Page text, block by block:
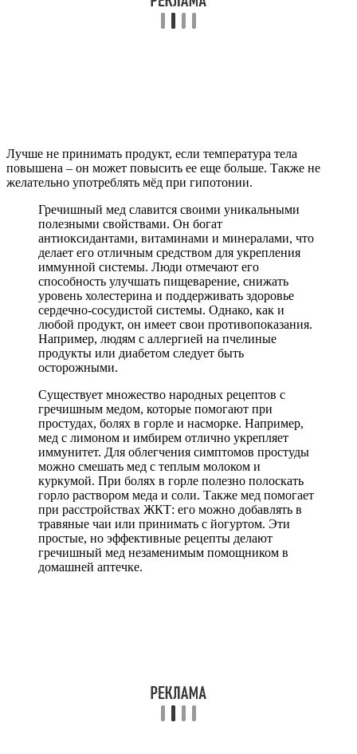
Лучше не принимать продукт, если температура тела
повышена – он может повысить ее еще больше. Также не
желательно употреблять мёд при гипотонии.
Гречишный мед славится своими уникальными
полезными свойствами. Он богат
антиоксидантами, витаминами и минералами, что
делает его отличным средством для укрепления
иммунной системы. Люди отмечают его
способность улучшать пищеварение, снижать
уровень холестерина и поддерживать здоровье
сердечно-сосудистой системы. Однако, как и
любой продукт, он имеет свои противопоказания.
Например, людям с аллергией на пчелиные
продукты или диабетом следует быть
осторожными.
Существует множество народных рецептов с
гречишным медом, которые помогают при
простудах, болях в горле и насморке. Например,
мед с лимоном и имбирем отлично укрепляет
иммунитет. Для облегчения симптомов простуды
можно смешать мед с теплым молоком и
куркумой. При болях в горле полезно полоскать
горло раствором меда и соли. Также мед помогает
при расстройствах ЖКТ: его можно добавлять в
травяные чаи или принимать с йогуртом. Эти
простые, но эффективные рецепты делают
гречишный мед незаменимым помощником в
домашней аптечке.